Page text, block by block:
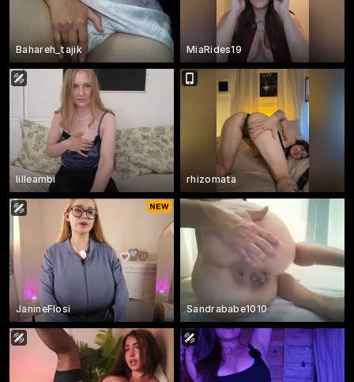
Bahareh_tajik MiaRides19
lilleambi rhizomata
JanineFlosi Sandrababe1010